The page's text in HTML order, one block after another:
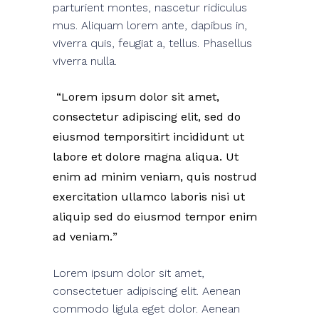
parturient montes, nascetur ridiculus
mus. Aliquam lorem ante, dapibus in,
viverra quis, feugiat a, tellus. Phasellus
viverra nulla.
Lorem ipsum dolor sit amet,
consectetur adipiscing elit, sed do
eiusmod temporsitirt incididunt ut
labore et dolore magna aliqua. Ut
enim ad minim veniam, quis nostrud
exercitation ullamco laboris nisi ut
aliquip sed do eiusmod tempor enim
ad veniam.
Lorem ipsum dolor sit amet,
consectetuer adipiscing elit. Aenean
commodo ligula eget dolor. Aenean